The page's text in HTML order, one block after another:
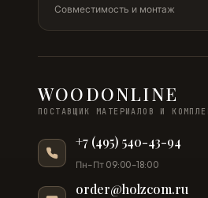
Совместимость и монтаж
WOODONLINE
ПОСТАВЩИК МАТЕРИАЛОВ И
+7 (495) 540-43-94
Пн–Пт 09:00–18:00
order@holzcom.ru